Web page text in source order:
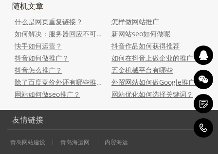
随机文章
什么是网页重复链接？
怎样做网站推广
如何解决：服务器回应不可路由的地址，使用服务器地址代替
新网站seo如何做呢
快手如何运营？
抖音作品如何获得推荐
抖音如何做推广？
如何在抖音上做企业的推广？
抖音怎么推广？
五金机械平台有哪些
除了百度竞价外还有哪些推广方式?
外贸网站如何做Google推广？
网站如何做seo推广？
网站优化如何选择关键词？
友情链接
青岛网站建设 青岛海运网 内贸海运